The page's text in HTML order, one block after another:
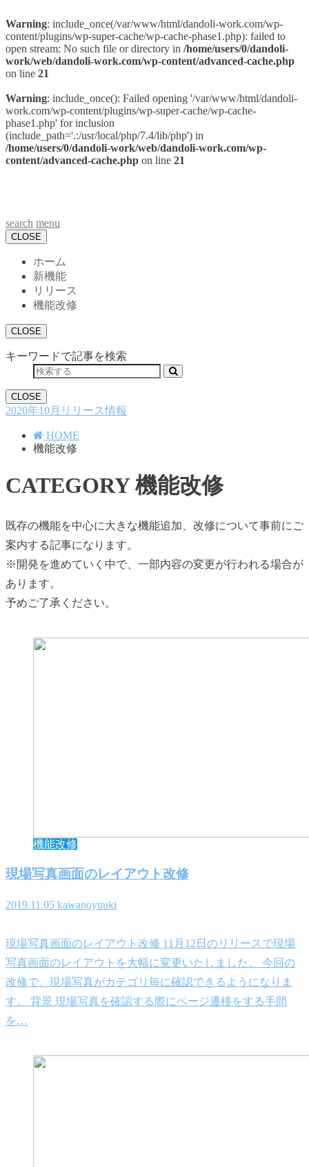
Warning: include_once(/var/www/html/dandoli-work.com/wp-
content/plugins/wp-super-cache/wp-cache-phase1.php): failed to
open stream: No such file or directory in /home/users/0/dandoli-
work/web/dandoli-work.com/wp-content/advanced-cache.php
on line 21
Warning: include_once(): Failed opening '/var/www/html/dandoli-
work.com/wp-content/plugins/wp-super-cache/wp-cache-
phase1.php' for inclusion
(include_path='.:/usr/local/php/7.4/lib/php') in
/home/users/0/dandoli-work/web/dandoli-work.com/wp-
content/advanced-cache.php on line 21
search menu
CLOSE
ホーム
新機能
リリース
機能改修
CLOSE
キーワードで記事を検索
CLOSE
2020年10月リリース情報
HOME
機能改修
CATEGORY機能改修
既存の機能を中心に大きな機能追加、改修について事前にご
案内する記事になります。
※開発を進めていく中で、一部内容の変更が行われる場合が
あります。
予めご了承ください。
機能改修
現場写真画面のレイアウト改修
2019.11.05 kawanoyuuki
現場写真画面のレイアウト改修 11月12日のリリースで現場
写真画面のレイアウトを大幅に変更いたしました。 今回の
改修で、現場写真がカテゴリ毎に確認できるようになりま
す。 背景 現場写真を確認する際にページ遷移をする手間
を…